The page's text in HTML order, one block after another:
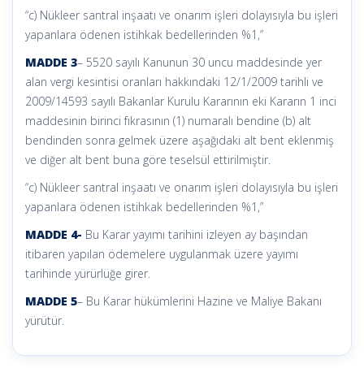
“c) Nükleer santral inşaatı ve onarım işleri dolayısıyla bu işleri
yapanlara ödenen istihkak bedellerinden %1,”
MADDE 3– 5520 sayılı Kanunun 30 uncu maddesinde yer
alan vergi kesintisi oranları hakkındaki 12/1/2009 tarihli ve
2009/14593 sayılı Bakanlar Kurulu Kararının eki Kararın 1 inci
maddesinin birinci fıkrasının (1) numaralı bendine (b) alt
bendinden sonra gelmek üzere aşağıdaki alt bent eklenmiş
ve diğer alt bent buna göre teselsül ettirilmiştir.
“c) Nükleer santral inşaatı ve onarım işleri dolayısıyla bu işleri
yapanlara ödenen istihkak bedellerinden %1,”
MADDE 4- Bu Karar yayımı tarihini izleyen ay başından
itibaren yapılan ödemelere uygulanmak üzere yayımı
tarihinde yürürlüğe girer.
MADDE 5– Bu Karar hükümlerini Hazine ve Maliye Bakanı
yürütür.